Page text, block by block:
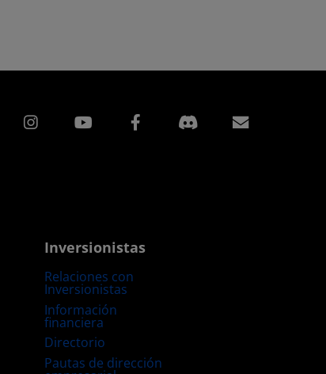
Instagram Facebook
Inversionistas
Relaciones con
Inversionistas
Información
financiera
Directorio
Pautas de dirección